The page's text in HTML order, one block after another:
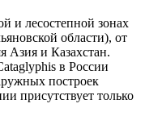
и лесостепной зонах
области), от
Азия и Казахстан.
в России
построек
присутствует только